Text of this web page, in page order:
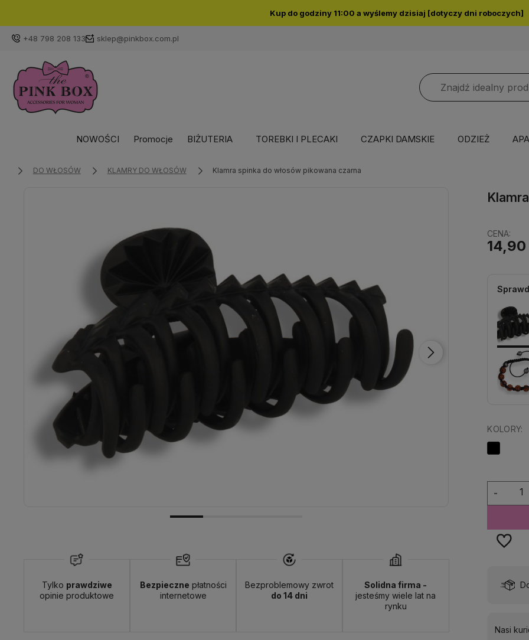
Kup do godziny 11:00 a wyślemy dzisiaj [dotyczy dni roboczych]
+48 798 208 133 sklep@pinkbox.com.pl
NOWOŚCI Promocje BIŻUTERIA TOREBKI I PLECAKI CZAPKI DAMSKIE ODZIEŻ
DO WŁOSÓW KLAMRY DO WŁOSÓW Klamra spinka do włosów pikowana czarna
Tylko prawdziwe
opinie produktowe
Bezpieczne płatności
internetowe
Bezproblemowy zwrot
do 14 dni
Solidna firma -
jesteśmy wiele lat na
rynku
CENA:
14,90
KOLORY:
-
Wyślemy do Ciebie w: 24 godziny Dostawa: od 13,00 zł - ORLEN Paczka - (punkty odbioru)
Nasi